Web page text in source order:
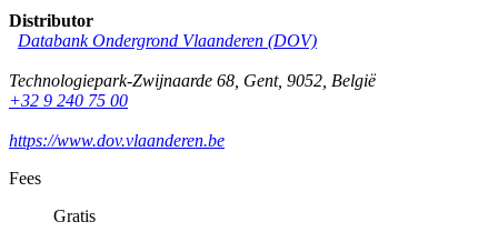
Distributor
Databank Ondergrond Vlaanderen (DOV)
Technologiepark-Zwijnaarde 68, Gent, 9052, België
+32 9 240 75 00
https://www.dov.vlaanderen.be
Fees
Gratis